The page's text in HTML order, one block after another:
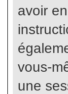
avoir
vous-
une